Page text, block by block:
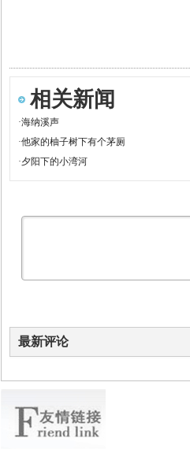
相关新闻
·海纳溪声
·他家的柚子树下有个茅厕
·夕阳下的小湾河
最新评论